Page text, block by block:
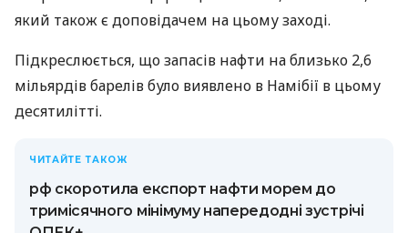
який також є доповідачем на цьому заході.
Підкреслюється, що запасів нафти на близько 2,6
мільярдів барелів було виявлено в Намібії в цьому
десятилітті.
ЧИТАЙТЕ ТАКОЖ
рф скоротила експорт нафти морем до
тримісячного мінімуму напередодні зустрічі